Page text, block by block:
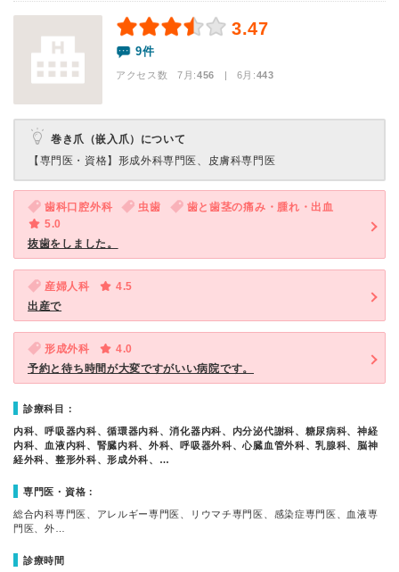
3.47
9件
アクセス数 7月:456 | 6月:443
巻き爪（嵌入爪）について
【専門医・資格】 形成外科専門医、皮膚科専門医
歯科口腔外科 虫歯
歯と歯茎の痛み・腫れ・出血
5.0
抜歯をしました。
産婦人科
4.5
出産で
形成外科
4.0
予約と待ち時間が大変ですがいい病院です。
診療科目：
内科、呼吸器内科、循環器内科、消化器内科、内分泌代謝科、糖尿病科、神経
内科、血液内科、腎臓内科、外科、呼吸器外科、心臓血管外科、乳腺科、脳神
経外科、整形外科、形成外科、…
専門医・資格：
総合内科専門医、アレルギー専門医、リウマチ専門医、感染症専門医、血液専
門医、外…
診療時間